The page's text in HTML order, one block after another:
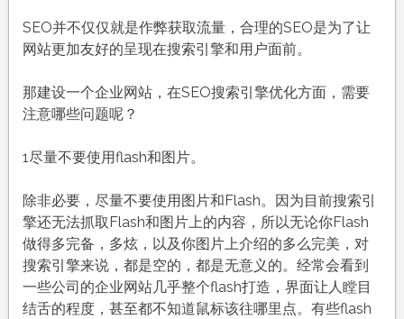
SEO并不仅仅就是作弊获取流量，合理的SEO是为了让
网站更加友好的呈现在搜索引擎和用户面前。
那建设一个企业网站，在SEO搜索引擎优化方面，需要
注意哪些问题呢？
1尽量不要使用flash和图片。
除非必要，尽量不要使用图片和Flash。因为目前搜索引
擎还无法抓取Flash和图片上的内容，所以无论你Flash
做得多完备，多炫，以及你图片上介绍的多么完美，对
搜索引擎来说，都是空的，都是无意义的。经常会看到
一些公司的企业网站几乎整个flash打造，界面让人瞠目
结舌的程度，甚至都不知道鼠标该往哪里点。有些flash